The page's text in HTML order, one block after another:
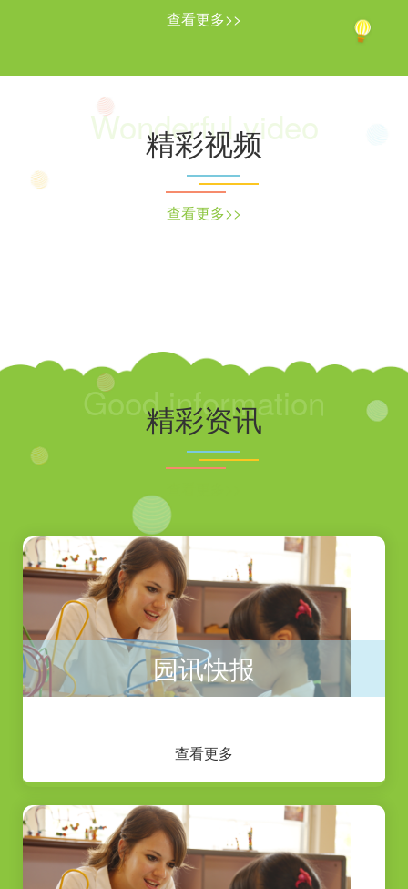
查看更多>>
Wonderful video
精彩视频
查看更多>>
Good information
精彩资讯
园讯快报
查看更多